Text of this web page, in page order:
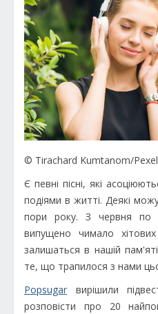
© Tirachard Kumtanom/
Є певні пісні, які
подіями в житті. Деякі
пори року. З червня по
випущено чимало
залишаться в нашій
те, що трапилося з нами
Popsugar вирішили
розповісти про 20